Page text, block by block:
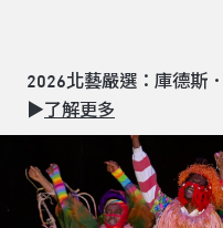
2026北藝嚴選：庫德斯
▶ 了解更多